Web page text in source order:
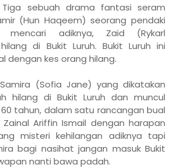
Tiga sebuah drama fantasi seram
(Hun Haqeem) seorang pendaki
mencari adiknya, Zaid (Rykarl
di Bukit Luruh. Bukit Luruh ini
dengan kes orang hilang.
(Sofia Jane) yang dikatakan
hilang di Bukit Luruh dan muncul
tahun, dalam satu rancangan bual
Ariffin Ismail dengan harapan
misteri kehilangan adiknya tapi
bagi nasihat jangan masuk Bukit
nanti bawa padah.